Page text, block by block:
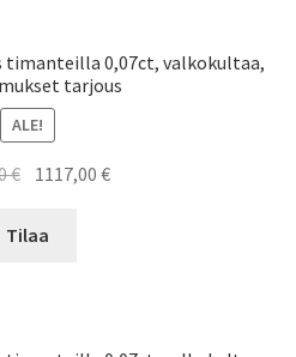
timanteilla 0,07ct, valkokultaa,
tarjous
ALE!
€ Alkuperäinen
oli:
1117,00€Nykyinen
Tilaa